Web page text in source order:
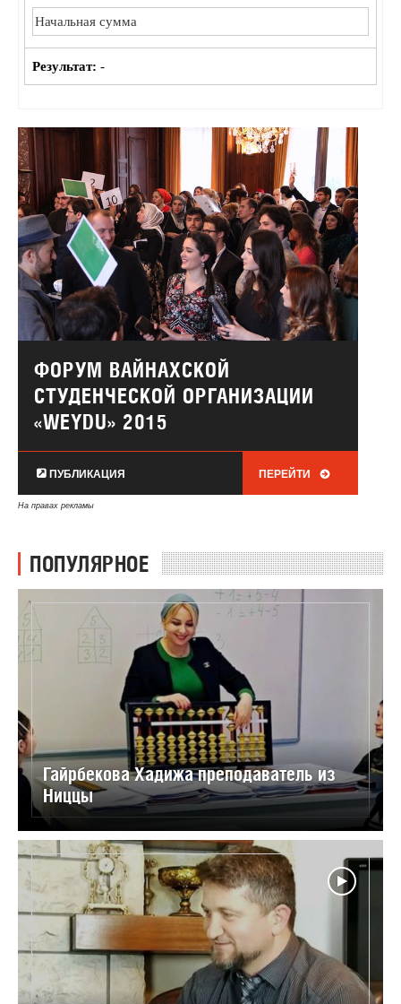
Результат: -
ФОРУМ ВАЙНАХСКОЙ
СТУДЕНЧЕСКОЙ ОРГАНИЗАЦИИ
«WEYDU» 2015
ПУБЛИКАЦИЯ ПЕРЕЙТИ
На правах рекламы
ПОПУЛЯРНОЕ
Гайрбекова Хадижа преподаватель из
Ниццы